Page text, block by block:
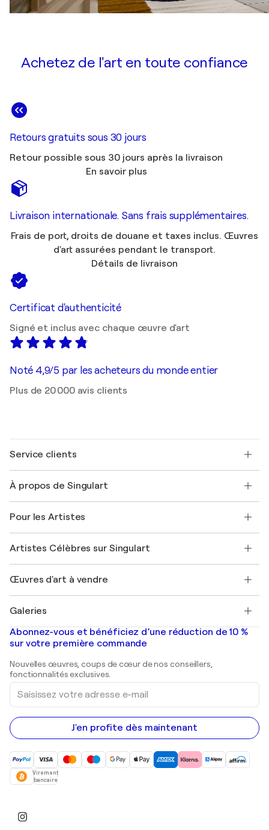
Achetez de l'art en toute confiance
Retours gratuits sous 30 jours
Retour possible sous 30 jours après la livraison
En savoir plus
Livraison internationale. Sans frais supplémentaires.
Frais de port, droits de douane et taxes inclus. Œuvres
d'art assurées pendant le transport.
Détails de livraison
Certificat d'authenticité
Signé et inclus avec chaque œuvre d'art
Noté 4,9/5 par les acheteurs du monde entier
Plus de 20 000 avis clients
Service clients
Expédition
Offrir une carte cadeau
Rejoignez notre programme commercial
Mon compte
+33 1 76 44 06 42
À propos de Singulart
FAQ
Magazine Singulart
Emplois
Découvrez une sélection d'art original
Pour les Artistes
Se connecter en tant qu'Artiste
Artistes Célèbres sur Singulart
Marc Chagall
Banksy
Mr. Brainwash
Shepard Fairey
Œuvres d'art à vendre
Tableaux abstraits à vendre
Peintures de paysage
Estampes
Peintures acryliques
Galeries
Galeries d'art en France
Galeries d'art en Belgique
Abonnez-vous et bénéficiez d’une réduction de 10 %
sur votre première commande
Nouvelles œuvres, coups de cœur de nos conseillers,
fonctionnalités exclusives.
Saisissez
votre
adresse
e-
mail
J'en profite dès maintenant
Virement
bancaire